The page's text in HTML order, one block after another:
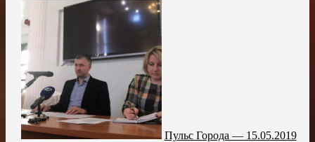
Пульс Города — 15.05.2019